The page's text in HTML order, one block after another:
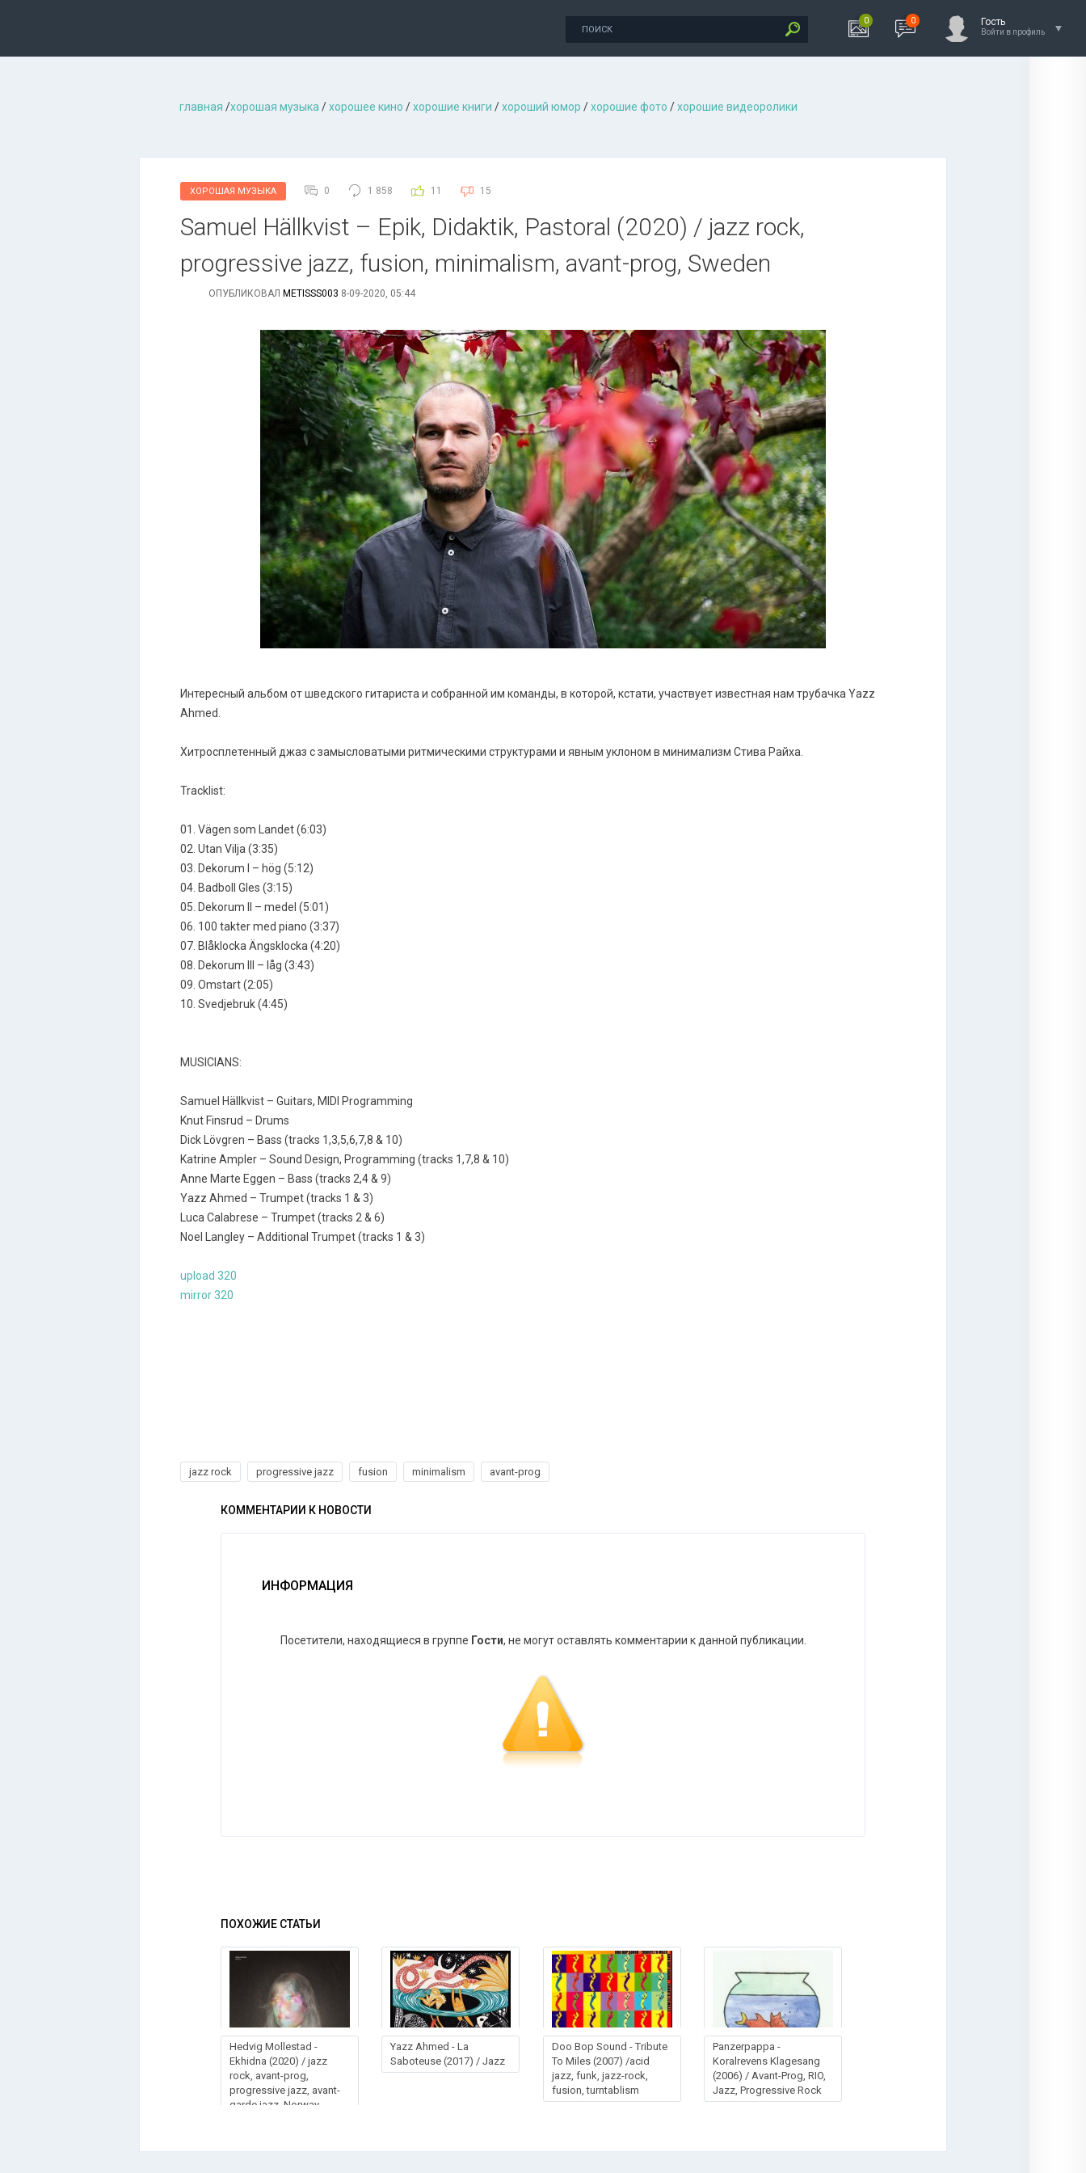
0 0 Гость
Войти в профиль
главная /хорошая музыкa /хорошее кино /хорошие книги /хороший юмор /хорошие фото /хорошие видеоролики
ХОРОШАЯ МУЗЫКА 0 1 858 11 15
Sаmuеl Hällkvіst – Еріk, Dіdаktіk, Раstоrаl (2020) / jazz rock,
progressive jazz, fusion, minimalism, avant-prog, Sweden
ОПУБЛИКОВАЛ METISSS003 8-09-2020, 05:44
Интересный альбом от шведского гитариста и собранной им команды, в которой, кстати, участвует известная нам трубачка Yazz
Ahmed.
Хитросплетенный джаз с замысловатыми ритмическими структурами и явным уклоном в минимализм Стива Райха.
Tracklist:
01. Vägen som Landet (6:03)
02. Utan Vilja (3:35)
03. Dekorum I – hög (5:12)
04. Badboll Gles (3:15)
05. Dekorum II – medel (5:01)
06. 100 takter med piano (3:37)
07. Blåklocka Ängsklocka (4:20)
08. Dekorum III – låg (3:43)
09. Omstart (2:05)
10. Svedjebruk (4:45)
MUSICIANS:
Samuel Hällkvist – Guitars, MIDI Programming
Knut Finsrud – Drums
Dick Lövgren – Bass (tracks 1,3,5,6,7,8 & 10)
Katrine Ampler – Sound Design, Programming (tracks 1,7,8 & 10)
Anne Marte Eggen – Bass (tracks 2,4 & 9)
Yazz Ahmed – Trumpet (tracks 1 & 3)
Luca Calabrese – Trumpet (tracks 2 & 6)
Noel Langley – Additional Trumpet (tracks 1 & 3)
upload 320
mirror 320
jazz rock progressive jazz fusion minimalism avant-prog
КОММЕНТАРИИ К НОВОСТИ
ИНФОРМАЦИЯ
Посетители, находящиеся в группе Гости, не могут оставлять комментарии к данной публикации.
ПОХОЖИЕ СТАТЬИ
Неdvіg Моllеstаd -
Еkhіdnа (2020) / jazz
rock, avant-prog,
progressive jazz, avant-
garde jazz, Norway
Yazz Ahmed - La
Saboteuse (2017) / Jazz
Doo Bop Sound - Tribute
To Miles (2007) /acid
jazz, funk, jazz-rock,
fusion, turntablism
Panzerpappa -
Koralrevens Klagesang
(2006) / Avant-Prog, RIO,
Jazz, Progressive Rock